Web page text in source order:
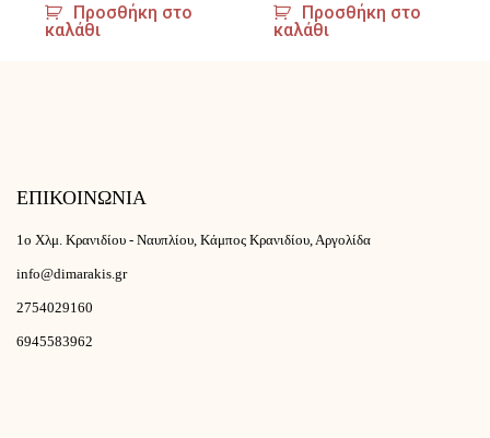
Προσθήκη στο
καλάθι
Προσθήκη στο
καλάθι
ΕΠΙΚΟΙΝΩΝΙΑ
1ο Χλμ. Κρανιδίου - Ναυπλίου, Κάμπος Κρανιδίου, Αργολίδα
info@dimarakis.gr
2754029160
6945583962